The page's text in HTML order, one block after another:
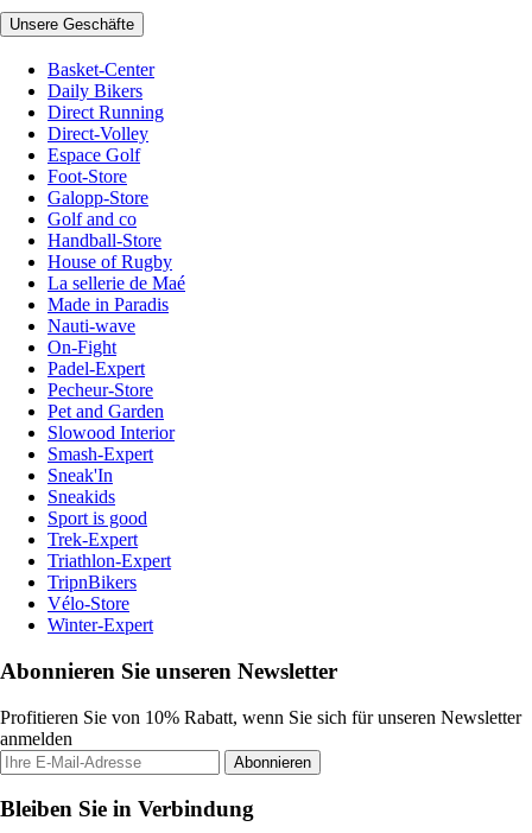
Unsere Geschäfte
Basket-Center
Daily Bikers
Direct Running
Direct-Volley
Espace Golf
Foot-Store
Galopp-Store
Golf and co
Handball-Store
House of Rugby
La sellerie de Maé
Made in Paradis
Nauti-wave
On-Fight
Padel-Expert
Pecheur-Store
Pet and Garden
Slowood Interior
Smash-Expert
Sneak'In
Sneakids
Sport is good
Trek-Expert
Triathlon-Expert
TripnBikers
Vélo-Store
Winter-Expert
Abonnieren Sie unseren Newsletter
Profitieren Sie von 10% Rabatt, wenn Sie sich für unseren Newsletter
anmelden
Abonnieren
Bleiben Sie in Verbindung